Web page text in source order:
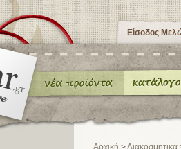
Είσοδος
Αρχική >Διακοσμητικά